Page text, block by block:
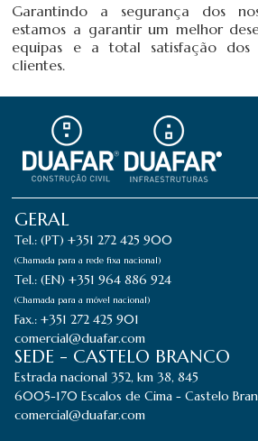
Garantindo a segurança dos
estamos a garantir um melhor
equipas e a total satisfação dos
clientes.
GERAL
Tel.: (PT) +351 272 425 900
(Chamada para a rede fixa nacional)
Tel.: (EN) +351 964 886 924
(Chamada para a móvel nacional)
Fax.: +351 272 425 901
comercial@duafar.com
SEDE - CASTELO BRANCO
Estrada nacional 352, km 38, 845
6005-170 Escalos de Cima - Castelo
comercial@duafar.com